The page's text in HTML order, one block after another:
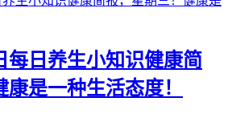
每日养生小知识健康简
是一种生活态度！